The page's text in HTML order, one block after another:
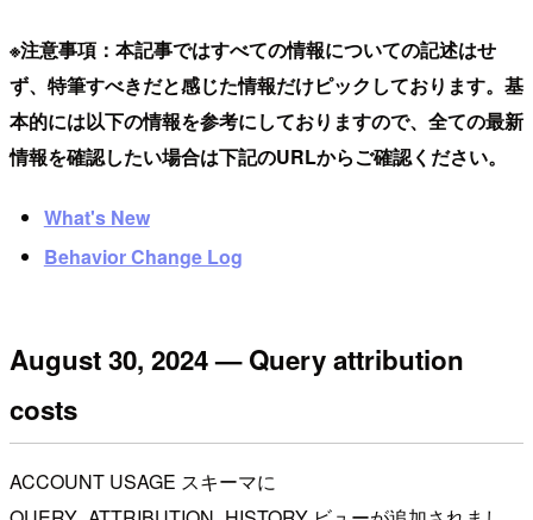
※注意事項：本記事ではすべての情報についての記述はせ
ず、特筆すべきだと感じた情報だけピックしております。基
本的には以下の情報を参考にしておりますので、全ての最新
情報を確認したい場合は下記のURLからご確認ください。
What's New
Behavior Change Log
August 30, 2024 — Query attribution
costs
ACCOUNT USAGE スキーマに